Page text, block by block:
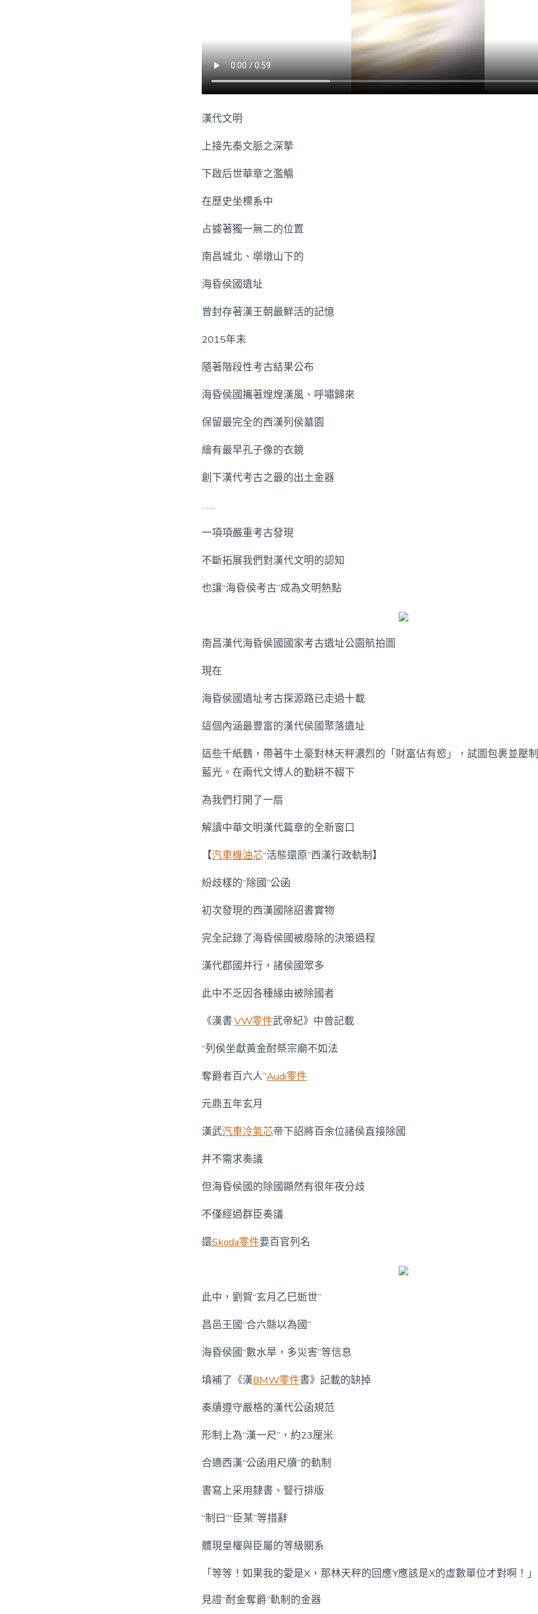
知
的
“海
昏
之
最”〉
中
漢代文明
上接先秦文脈之深摯
下啟后世華章之濫觴
在歷史坐標系中
占據著獨一無二的位置
南昌城北、墎墩山下的
海昏侯國遺址
曾封存著漢王朝最鮮活的記憶
2015年末
隨著階段性考古結果公布
海昏侯國攜著煌煌漢風、呼嘯歸來
保留最完全的西漢列侯墓園
繪有最早孔子像的衣鏡
創下漢代考古之最的出土金器
……
一項項嚴重考古發現
不斷拓展我們對漢代文明的認知
也讓“海昏侯考古”成為文明熱點
南昌漢代海昏侯國國家考古遺址公園航拍圖
現在
海昏侯國遺址考古探源路已走過十載
這個內涵最豐富的漢代侯國聚落遺址
這些千紙鶴，帶著牛土豪對林天秤濃烈的「財富佔有慾」，試圖包裹並壓
藍光。在兩代文博人的勤耕不輟下
為我們打開了一扇
解讀中華文明漢代篇章的全新窗口
【汽車機油芯“活態還原”西漢行政軌制】
紛歧樣的“除國”公函
初次發現的西漢國除詔書實物
完全記錄了海昏侯國被廢除的決策過程
漢代郡國并行，諸侯國眾多
此中不乏因各種緣由被除國者
《漢書·VW零件武帝紀》中曾記載
“列侯坐獻黃金酎祭宗廟不如法
奪爵者百六人”Audi零件
元鼎五年玄月
漢武汽車冷氣芯帝下詔將百余位諸侯直接除國
并不需求奏議
但海昏侯國的除國顯然有很年夜分歧
不僅經過群臣奏議
還Skoda零件要百官列名
此中，劉賀“玄月乙巳逝世”
昌邑王國“合六縣以為國”
海昏侯國“數水旱，多災害”等信息
填補了《漢BMW零件書》記載的缺掉
奏牘遵守嚴格的漢代公函規范
形制上為“漢一尺”，約23厘米
合適西漢“公函用尺牘”的軌制
書寫上采用隸書、豎行排版
“制曰”“臣某”等措辭
體現皇權與臣屬的等級關系
「等等！如果我的愛是X，那林天秤的回應Y應該是X的虛數單位才對啊！」
見證“酎金奪爵”軌制的金器